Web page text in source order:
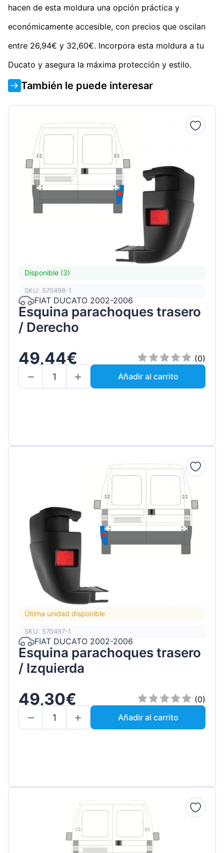
hacen de esta moldura una opción práctica y
económicamente accesible, con precios que oscilan
entre 26,94€ y 32,60€. Incorpora esta moldura a tu
Ducato y asegura la máxima protección y estilo.
También le puede interesar
Disponible (3)
SKU: 570498-1
FIAT DUCATO 2002-2006
Esquina parachoques trasero
/ Derecho
49,44€
(0)
Añadir al carrito
Última unidad disponible
SKU: 570497-1
FIAT DUCATO 2002-2006
Esquina parachoques trasero
/ Izquierda
49,30€
(0)
Añadir al carrito